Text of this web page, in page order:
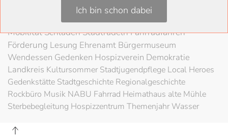
80 Jahre KriegsendeLiteratur
SchöppenstedtUmweltschutzLAG Rock
MobilitätSchladenStadtradelnFahrradfahren
Förderung Lesung Ehrenamt Bürgermuseum
Wendessen Gedenken Hospizverein Demokratie
Landkreis KultursommerStadtjugendpflege Local Heroes
Gedenkstätte Stadtgeschichte Regionalgeschichte
Rockbüro Musik NABU Fahrrad Heimathaus alte Mühle
Sterbebegleitung Hospizzentrum Themenjahr Wasser
Ich bin schon dabei